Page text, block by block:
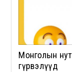
Монголын
гүрвэлүүд